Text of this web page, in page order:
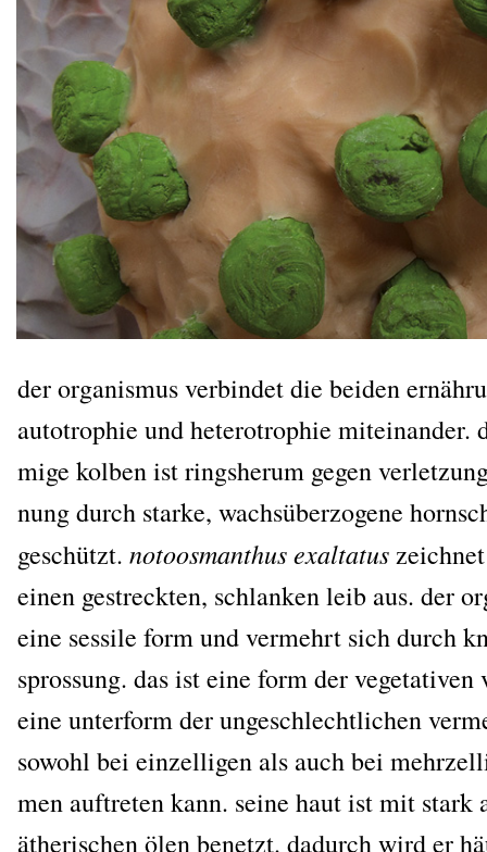
der orga­nis­mus ver­bin­det die bei­den
auto­tro­phie und het­e­ro­tro­phie mit­ein­an­der.
mi­ge kol­ben ist rings­her­um gegen
nung durch star­ke, wachs­über­zo­ge­ne
geschützt. noto­os­man­thus exal­ta­tus
einen gestreck­ten, schlan­ken leib aus. der
eine ses­si­le form und ver­mehrt sich durch
spros­sung. das ist eine form der vege­ta­ti­ven
eine unter­form der unge­schlecht­li­chen
sowohl bei ein­zelli­gen als auch bei
men auf­tre­ten kann. sei­ne haut ist mit stark
äthe­ri­schen ölen benetzt. dadurch wird er